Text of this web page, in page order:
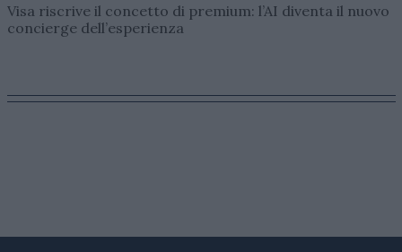
Visa riscrive il concetto di premium: l’AI diventa il nuovo
concierge dell’esperienza